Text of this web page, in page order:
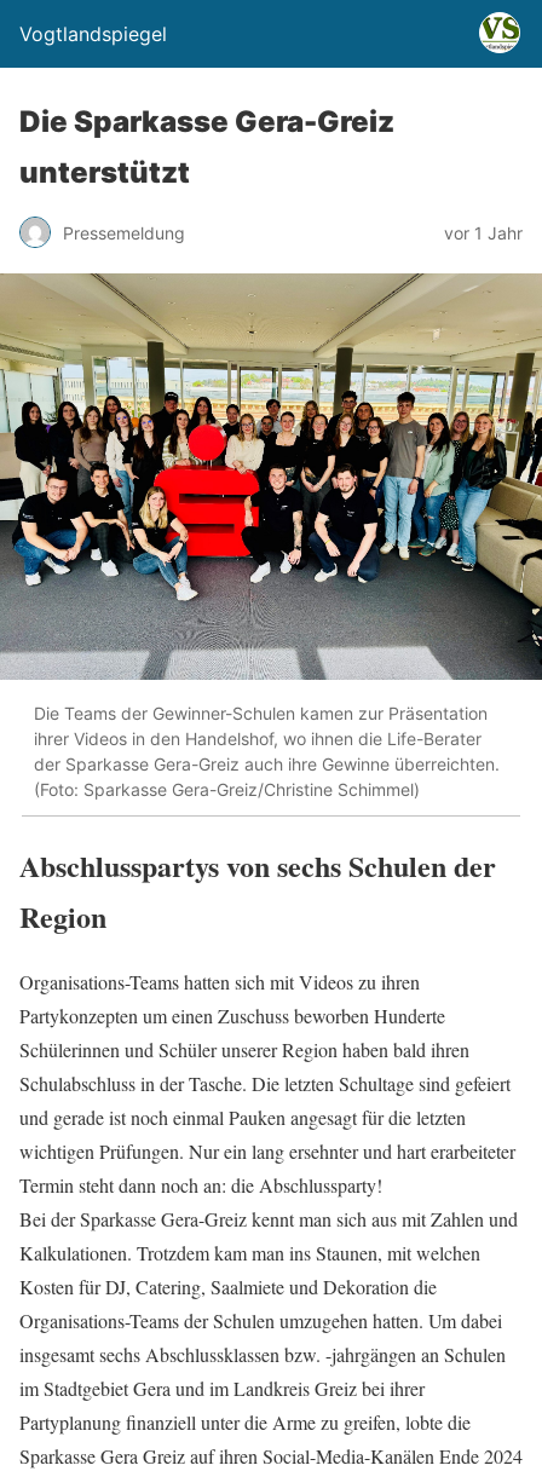
Vogtlandspiegel
Die Sparkasse Gera-Greiz
unterstützt
Pressemeldung vor 1 Jahr
Die Teams der Gewinner-Schulen kamen zur Präsentation
ihrer Videos in den Handelshof, wo ihnen die Life-Berater
der Sparkasse Gera-Greiz auch ihre Gewinne überreichten.
(Foto: Sparkasse Gera-Greiz/Christine Schimmel)
Abschlusspartys von sechs Schulen der
Region
Organisations-Teams hatten sich mit Videos zu ihren
Partykonzepten um einen Zuschuss beworben Hunderte
Schülerinnen und Schüler unserer Region haben bald ihren
Schulabschluss in der Tasche. Die letzten Schultage sind gefeiert
und gerade ist noch einmal Pauken angesagt für die letzten
wichtigen Prüfungen. Nur ein lang ersehnter und hart erarbeiteter
Termin steht dann noch an: die Abschlussparty!
Bei der Sparkasse Gera-Greiz kennt man sich aus mit Zahlen und
Kalkulationen. Trotzdem kam man ins Staunen, mit welchen
Kosten für DJ, Catering, Saalmiete und Dekoration die
Organisations-Teams der Schulen umzugehen hatten. Um dabei
insgesamt sechs Abschlussklassen bzw. -jahrgängen an Schulen
im Stadtgebiet Gera und im Landkreis Greiz bei ihrer
Partyplanung finanziell unter die Arme zu greifen, lobte die
Sparkasse Gera Greiz auf ihren Social-Media-Kanälen Ende 2024